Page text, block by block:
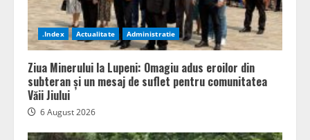
.Index Actualitate Administratie
Ziua Minerului la Lupeni: Omagiu adus eroilor din
subteran și un mesaj de suflet pentru comunitatea
Văii Jiului
6 August 2026